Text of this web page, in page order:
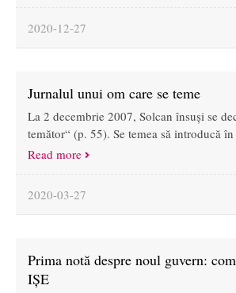
2020-12-27
Jurnalul unui om care se teme
La 2 decembrie 2007, Solcan însuși se
temător“ (p. 55). Se temea să introducă
Read more
2020-03-27
Prima notă despre noul guvern:
IȘE